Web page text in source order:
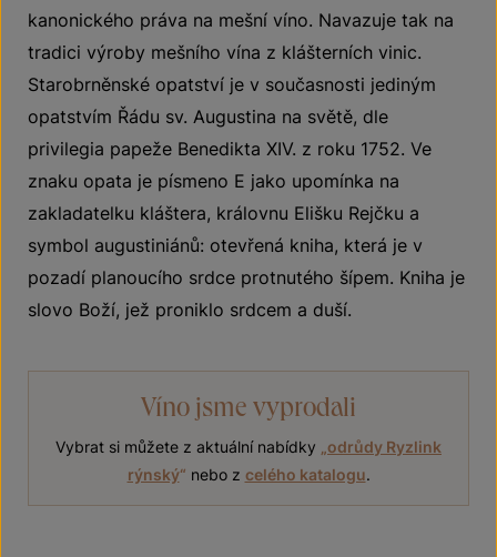
kanonického práva na mešní víno. Navazuje tak na
tradici výroby mešního vína z klášterních vinic.
Starobrněnské opatství je v současnosti jediným
opatstvím Řádu sv. Augustina na světě, dle
privilegia papeže Benedikta XIV. z roku 1752. Ve
znaku opata je písmeno E jako upomínka na
zakladatelku kláštera, královnu Elišku Rejčku a
symbol augustiniánů: otevřená kniha, která je v
pozadí planoucího srdce protnutého šípem. Kniha je
slovo Boží, jež proniklo srdcem a duší.
Víno jsme vyprodali
Vybrat si můžete z aktuální nabídky
odrůdy Ryzlink
rýnský“ nebo z celého katalogu.